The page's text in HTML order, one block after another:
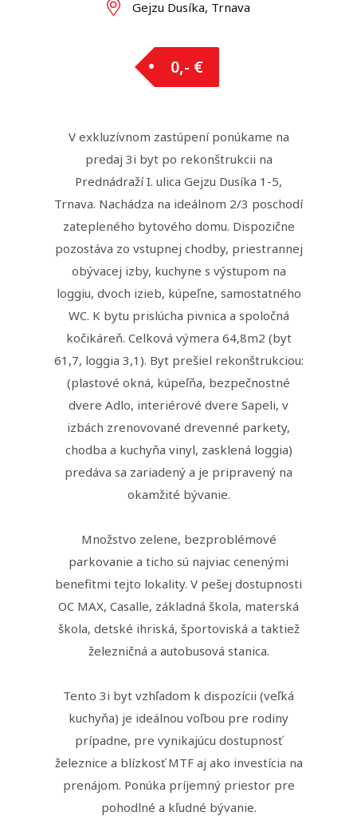
Gejzu Dusíka, Trnava
0,- €
V exkluzívnom zastúpení ponúkame na
predaj 3i byt po rekonštrukcii na
Prednádraží I. ulica Gejzu Dusíka 1-5,
Trnava. Nachádza na ideálnom 2/3 poschodí
zatepleného bytového domu. Dispozične
pozostáva zo vstupnej chodby, priestrannej
obývacej izby, kuchyne s výstupom na
loggiu, dvoch izieb, kúpeľne, samostatného
WC. K bytu prislúcha pivnica a spoločná
kočikáreň. Celková výmera 64,8m2 (byt
61,7, loggia 3,1). Byt prešiel rekonštrukciou:
(plastové okná, kúpeľňa, bezpečnostné
dvere Adlo, interiérové dvere Sapeli, v
izbách zrenovované drevenné parkety,
chodba a kuchyňa vinyl, zasklená loggia)
predáva sa zariadený a je pripravený na
okamžité bývanie.
Množstvo zelene, bezproblémové
parkovanie a ticho sú najviac cenenými
benefitmi tejto lokality. V pešej dostupnosti
OC MAX, Casalle, základná škola, materská
škola, detské ihriská, športoviská a taktiež
železničná a autobusová stanica.
Tento 3i byt vzhľadom k dispozícii (veľká
kuchyňa) je ideálnou voľbou pre rodiny
prípadne, pre vynikajúcu dostupnosť
železnice a blízkosť MTF aj ako investícia na
prenájom. Ponúka príjemný priestor pre
pohodlné a kľudné bývanie.